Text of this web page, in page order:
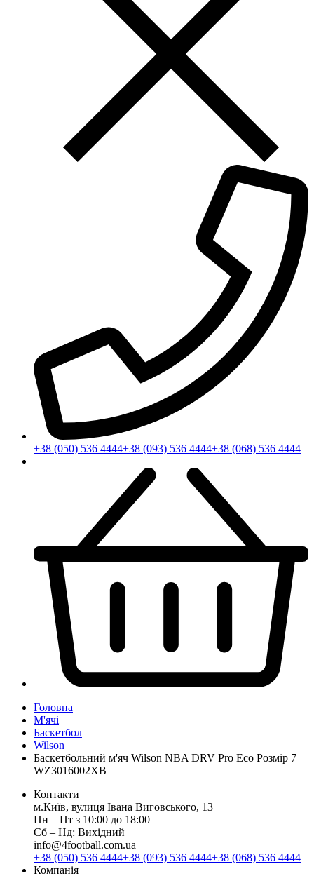
+38 (050) 536 4444+38 (093) 536 4444+38 (068) 536 4444
Головна
М'ячі
Баскетбол
Wilson
Баскетбольний м'яч Wilson NBA DRV Pro Eco Розмір 7
WZ3016002XB
Контакти
м.Київ, вулиця Івана Виговського, 13
Пн ‒ Пт з 10:00 до 18:00
Сб ‒ Нд: Вихідний
info@4football.com.ua
+38 (050) 536 4444+38 (093) 536 4444+38 (068) 536 4444
Компанія